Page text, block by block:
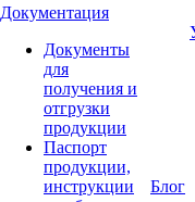
Документация
Документы
для
получения и
отгрузки
продукции
Паспорт
продукции,
инструкции
Блог